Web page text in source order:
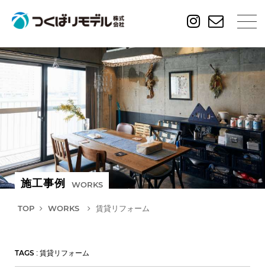
施工事例 WORKS
TOP WORKS 賃貸リフォーム
TAGS : 賃貸リフォーム